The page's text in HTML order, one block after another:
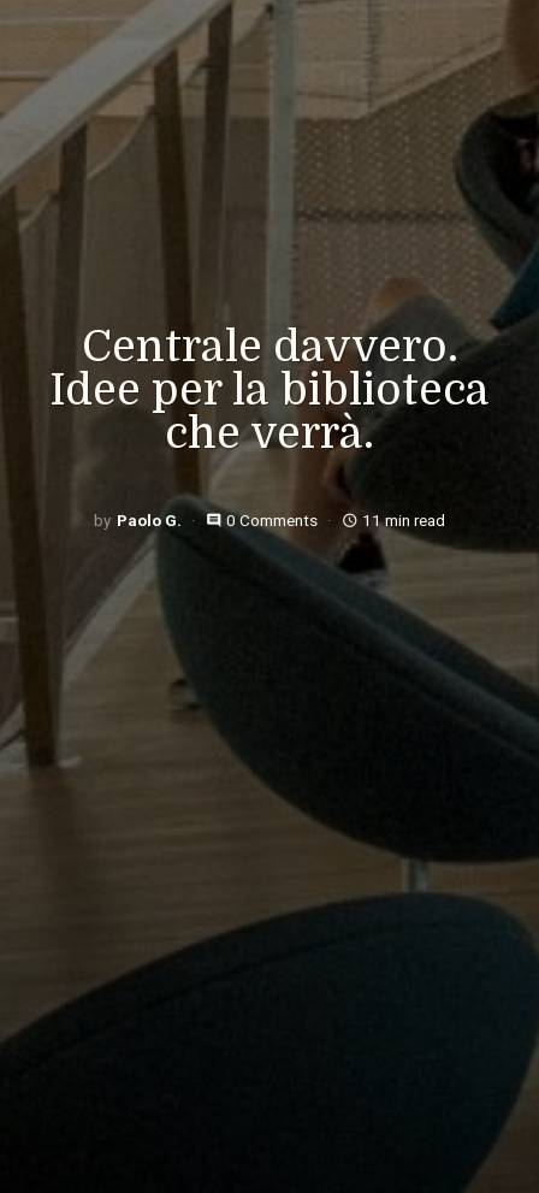
Centrale davvero.
Idee per la biblioteca
che verrà.
Paolo G. comment 0 Comments access_time 11 min read